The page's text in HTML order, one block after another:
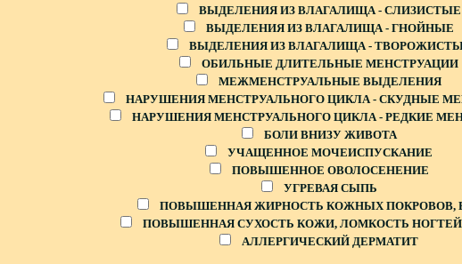
ВЫДЕЛЕНИЯ ИЗ ВЛАГАЛИЩА - СЛИЗИСТЫЕ
ВЫДЕЛЕНИЯ ИЗ ВЛАГАЛИЩА - ГНОЙНЫЕ
ВЫДЕЛЕНИЯ ИЗ ВЛАГАЛИЩА -
ОБИЛЬНЫЕ ДЛИТЕЛЬНЫЕ МЕНСТРУАЦИИ
МЕЖМЕНСТРУАЛЬНЫЕ ВЫДЕЛЕНИЯ
НАРУШЕНИЯ МЕНСТРУАЛЬНОГО ЦИКЛА - СКУДНЫЕ
НАРУШЕНИЯ МЕНСТРУАЛЬНОГО ЦИКЛА - РЕДКИЕ
БОЛИ ВНИЗУ ЖИВОТА
УЧАЩЕННОЕ МОЧЕИСПУСКАНИЕ
ПОВЫШЕННОЕ ОВОЛОСЕНЕНИЕ
УГРЕВАЯ СЫПЬ
ПОВЫШЕННАЯ ЖИРНОСТЬ КОЖНЫХ ПОКРОВОВ,
ПОВЫШЕННАЯ СУХОСТЬ КОЖИ, ЛОМКОСТЬ
АЛЛЕРГИЧЕСКИЙ ДЕРМАТИТ